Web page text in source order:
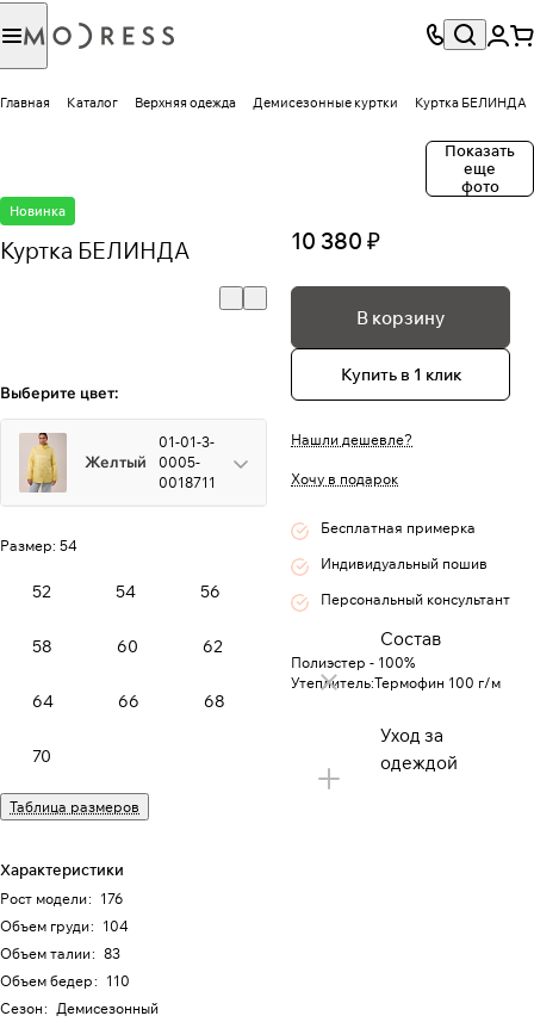
Главная Каталог Верхняя одежда Демисезонные куртки Куртка БЕЛИНДА
Показать
еще
фото
Новинка
Куртка БЕЛИНДА
Выберите цвет:
Желтый
01-01-3-
0005-
0018711
Размер: 54
52 54 56
58 60 62
64 66 68
70
Таблица размеров
Характеристики
Рост модели: 176
Объем груди: 104
Объем талии: 83
Объем бедер: 110
Сезон: Демисезонный
10 380 ₽
В корзину
Купить в 1 клик
Нашли дешевле?
Хочу в подарок
Бесплатная примерка
Индивидуальный пошив
Персональный консультант
Состав
Полиэстер - 100%
Утеплитель:Термофин 100 г/м
Уход за
одеждой